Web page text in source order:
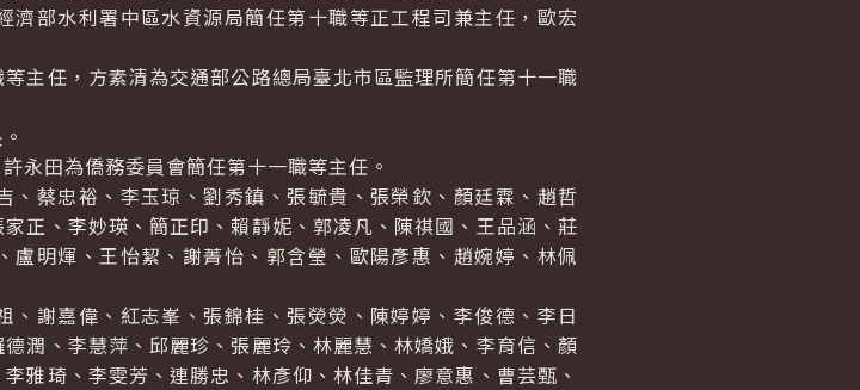
部水利署中區水資源局簡任第十職等正工程司兼主任，歐宏
任，方素清為交通部公路總局臺北市區監理所簡任第十一職
田為僑務委員會簡任第十一職等主任。
蔡忠裕、李玉琼、劉秀鎮、張毓貴、張榮欽、顏廷霖、趙哲
正、李妙瑛、簡正印、賴靜妮、郭凌凡、陳祺國、王品涵、莊
明煇、王怡絜、謝菁怡、郭含瑩、歐陽彥惠、趙婉婷、林佩
謝嘉偉、紅志峯、張錦桂、張熒熒、陳婷婷、李俊德、李日
潤、李慧萍、邱麗珍、張麗玲、林麗慧、林嬌娥、李育信、顏
雅琦、李雯芳、連勝忠、林彥仰、林佳青、廖意惠、曹芸甄、